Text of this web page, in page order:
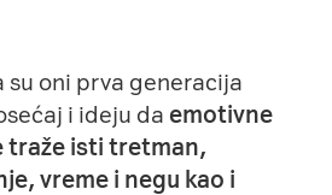
su oni prva generacija
i ideju daemotivne
traže isti tretman,
vreme i negu kao i